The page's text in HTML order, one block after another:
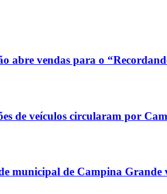
abre vendas para o
de veículos circularam por
municipal de Campina